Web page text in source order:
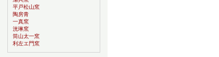
平戸松山窯
陶房青
一真窯
洸琳窯
筒山太一窯
利左エ門窯